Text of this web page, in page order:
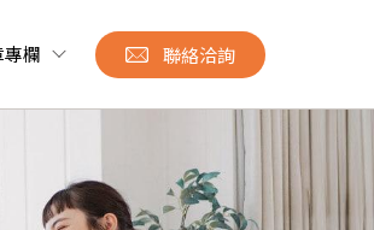
專欄 聯絡洽詢